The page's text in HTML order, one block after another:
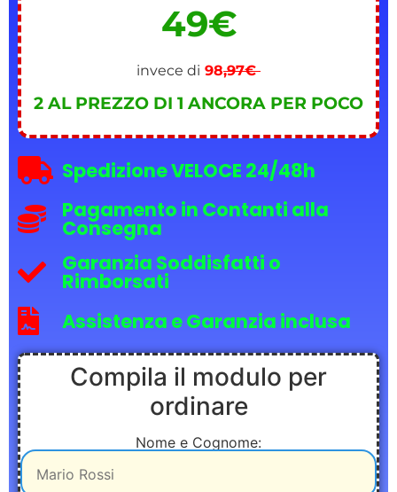
49€
invece di 98,97€
2 AL PREZZO DI 1 ANCORA PER POCO
Spedizione VELOCE 24/48h
Pagamento in Contanti alla
Consegna
Garanzia Soddisfatti o
Rimborsati
Assistenza e Garanzia inclusa
Compila il modulo per
ordinare
Nome e Cognome: